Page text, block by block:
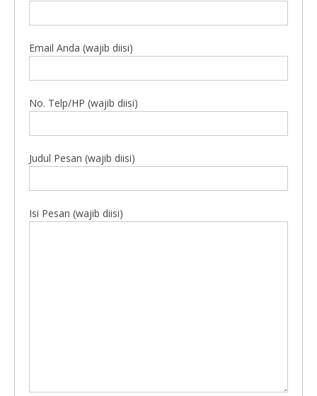
Email Anda (wajib diisi)
No. Telp/HP (wajib diisi)
Judul Pesan (wajib diisi)
Isi Pesan (wajib diisi)